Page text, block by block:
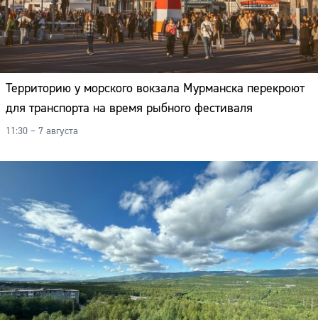
Территорию у морского вокзала Мурманска перекроют
для транспорта на время рыбного фестиваля
11:30 – 7 августа